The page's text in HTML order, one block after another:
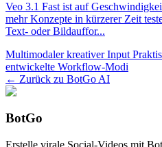
Veo 3.1 Fast ist auf
mehr Konzepte in kürzerer Zeit
Text- oder Bildauffor...
Multimodaler kreativer Input
entwickelte Workflow-Modi
← Zurück zu BotGo AI
BotGo
Erstelle virale Social-Videos mit